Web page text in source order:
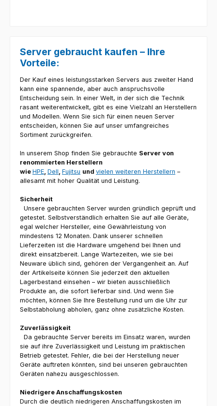
Server gebraucht kaufen – Ihre
Vorteile:
Der Kauf eines leistungsstarken Servers aus zweiter Hand
kann eine spannende, aber auch anspruchsvolle
Entscheidung sein. In einer Welt, in der sich die Technik
rasant weiterentwickelt, gibt es eine Vielzahl an Herstellern
und Modellen. Wenn Sie sich für einen neuen Server
entscheiden, können Sie auf unser umfangreiches
Sortiment zurückgreifen.
In unserem Shop finden Sie gebrauchte Server von
renommierten Herstellern
wie HPE Dell Fujitsu und vielen weiteren Herstellern –
allesamt mit hoher Qualität und Leistung.
Sicherheit
Unsere gebrauchten Server wurden gründlich geprüft und
getestet. Selbstverständlich erhalten Sie auf alle Geräte,
egal welcher Hersteller, eine Gewährleistung von
mindestens 12 Monaten. Dank unserer schnellen
Lieferzeiten ist die Hardware umgehend bei Ihnen und
direkt einsatzbereit. Lange Wartezeiten, wie sie bei
Neuware üblich sind, gehören der Vergangenheit an. Auf
der Artikelseite können Sie jederzeit den aktuellen
Lagerbestand einsehen – wir bieten ausschließlich
Produkte an, die sofort lieferbar sind. Und wenn Sie
möchten, können Sie Ihre Bestellung rund um die Uhr zur
Selbstabholung abholen, ganz ohne zusätzliche Kosten.
Zuverlässigkeit
Da gebrauchte Server bereits im Einsatz waren, wurden
sie auf ihre Zuverlässigkeit und Leistung im praktischen
Betrieb getestet. Fehler, die bei der Herstellung neuer
Geräte auftreten könnten, sind bei unseren gebrauchten
Geräten nahezu ausgeschlossen.
Niedrigere Anschaffungskosten
Durch die deutlich niedrigeren Anschaffungskosten im